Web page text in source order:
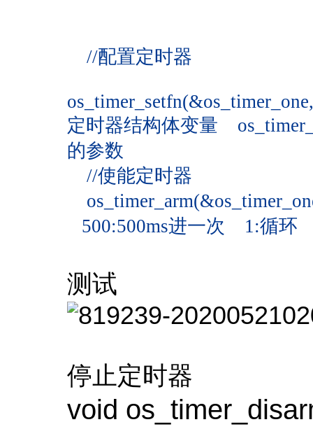
//配置定时器
定时器结构体变量
的参数
//使能定时器
500:500ms进一次 1:循环
测试
停止定时器
void